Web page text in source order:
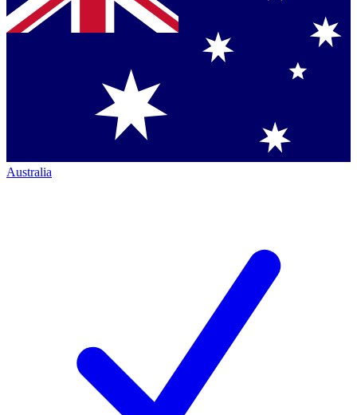
Australia